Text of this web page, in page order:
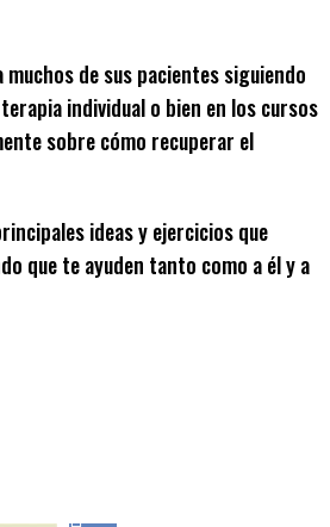
muchos de sus pacientes siguiendo
individual o bien en los cursos
sobre cómo recuperar el
ideas y ejercicios que
que te ayuden tanto como a él y a